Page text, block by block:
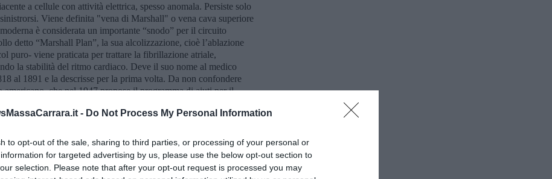
- Do Not Process My Personal Information
to opt-out of the sale, sharing to third parties, or processing of your personal or
for targeted advertising by us, please use the below opt-out section to
selection. Please note that after your opt-out request is processed you may
a cellule con attività elettrica, spesso anomala. Persiste solo
Viene definita "vena di Marshall" o vena cava superiore
è considerata un importante “snodo” per il circuito
detto “Marshall Plan”, la sua alcolizzazione, cioè l’ablazione
puro- viene praticata per trattare la fibrillazione atriale,
la stabilità del ritmo cardiaco. Deve il suo nome al medico
al 1891 e la descrisse per la prima volta. Da non confondere
americano, che nel 1947 propose il programma di aiuti per il
devastata dalla seconda guerra mondiale, noto appunto come
del grande sforzo americano per"ricostruire l'Europa"e, in
presidente Donald Trump. Perché anche il Piano Marshall è
un respiro di sollievo e prenderne atto. Lo dico più
tirassimo il fiato e ne prendessimo atto.
dell’autonomia dell’Europa, come della lingua italiana, della